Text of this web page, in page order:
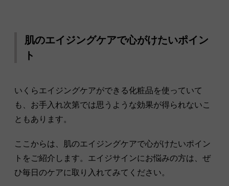
肌のエイジングケアで心がけたいポイン
ト
いくらエイジングケアができる化粧品を使っていて
も、お手入れ次第では思うような効果が得られないこ
ともあります。
ここからは、肌のエイジングケアで心がけたいポイン
トをご紹介します。エイジサインにお悩みの方は、ぜ
ひ毎日のケアに取り入れてみてください。